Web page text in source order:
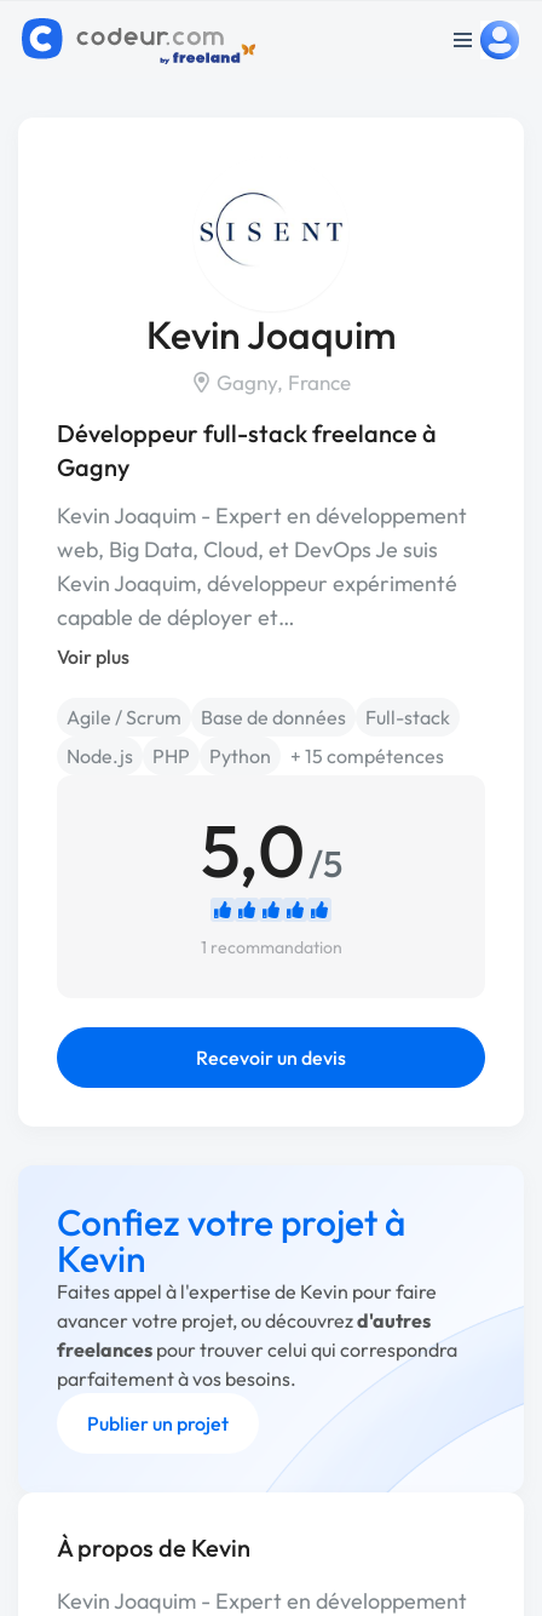
Kevin Joaquim
Gagny, France
Développeur full-stack freelance à
Gagny
Kevin Joaquim - Expert en développement
web, Big Data, Cloud, et DevOps Je suis
Kevin Joaquim, développeur expérimenté
capable de déployer et…
Voir plus
Agile / Scrum Base de données
Full-stack
Node.js
PHP Python + 15 compétences
5,0/5
1 recommandation
Recevoir un devis
Confiez votre projet à
Kevin
Faites appel à l'expertise de Kevin pour faire
avancer votre projet, ou découvrezd'autres
freelances pour trouver celui qui correspondra
parfaitement à vos besoins.
Publier un projet
À propos de Kevin
Kevin Joaquim - Expert en développement